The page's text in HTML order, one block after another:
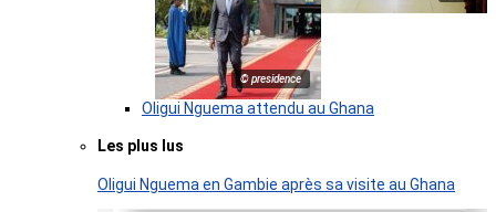
© presidence
Oligui Nguema attendu au Ghana
Les plus lus
Oligui Nguema en Gambie après sa visite au Ghana